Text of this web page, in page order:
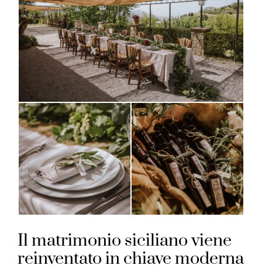
Il matrimonio siciliano viene
reinventato in chiave moderna